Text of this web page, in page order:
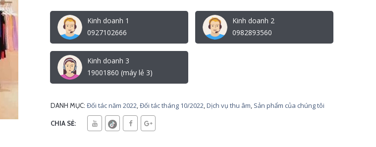
Kinh doanh 1
0927102666
Kinh doanh 2
0982893560
Kinh doanh 3
19001860 (máy lẻ 3)
DANH MỤC: Đối tác năm 2022,Đối tác tháng 10/2022,Dịch vụ thu âm, Sản phẩm của chúng tôi
CHIA SẺ: